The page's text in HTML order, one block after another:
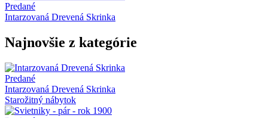
Predané
Intarzovaná Drevená Skrinka
Najnovšie z kategórie
Predané
Intarzovaná Drevená Skrinka
Starožitný nábytok